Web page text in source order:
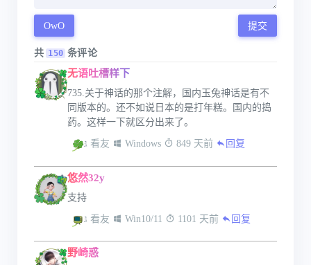
OwO 提交
共 150 条评论
无语吐槽样下
735.关于神话的那个注解，国内玉兔神话是有不
同版本的。还不如说日本的是打年糕。国内的捣
药。这样一下就区分出来了。
看友 Windows 849 天前 回复
悠然32y
支持
看友 Win10/11 1101 天前 回复
野崎惑